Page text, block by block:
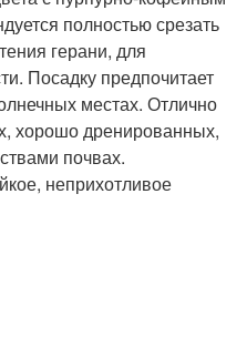
полностью срезать
герани, для
Посадку предпочитает
местах. Отлично
хорошо дренированных,
почвах.
неприхотливое